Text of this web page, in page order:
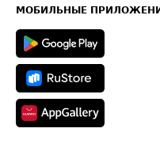
Техническая информация
МОБИЛЬНЫЕ